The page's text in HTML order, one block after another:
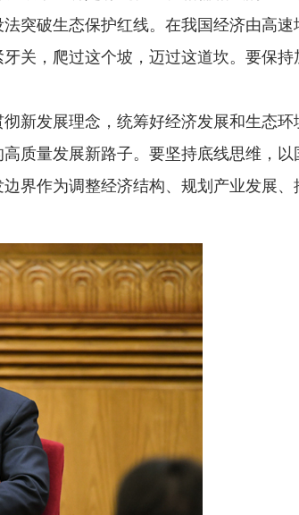
突破生态保护红线。在我国经济由高
关，爬过这个坡，迈过这道坎。要保
发展理念，统筹好经济发展和生态环
质量发展新路子。要坚持底线思维，以
界作为调整经济结构、规划产业发展